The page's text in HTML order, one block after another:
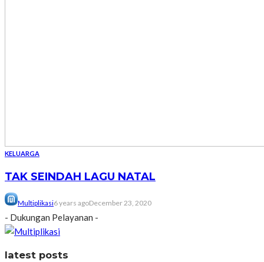
KELUARGA
TAK SEINDAH LAGU NATAL
Multiplikasi6 years agoDecember 23, 2020
- Dukungan Pelayanan -
latest posts